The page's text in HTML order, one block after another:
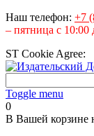
Наш телефон: +7
– пятница с 10:00
ST Cookie Agree:
Toggle menu
0
В Вашей корзине